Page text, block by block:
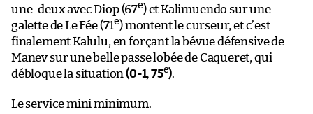
une-deux avec Diop (67e) et Kalimuendo sur une
galette de Le Fée (71e) montent le curseur, et c’est
finalement Kalulu, en forçant la bévue défensive de
Manev sur une belle passe lobée de Caqueret, qui
débloque la situation(0-1, 75e).
Le service mini minimum.